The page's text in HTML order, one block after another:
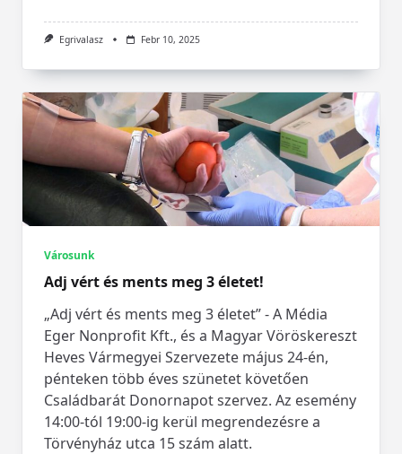
Egrivalasz Febr 10, 2025
Városunk
Adj vért és ments meg 3 életet!
„Adj vért és ments meg 3 életet” - A Média
Eger Nonprofit Kft., és a Magyar Vöröskereszt
Heves Vármegyei Szervezete május 24-én,
pénteken több éves szünetet követően
Családbarát Donornapot szervez. Az esemény
14:00-tól 19:00-ig kerül megrendezésre a
Törvényház utca 15 szám alatt.